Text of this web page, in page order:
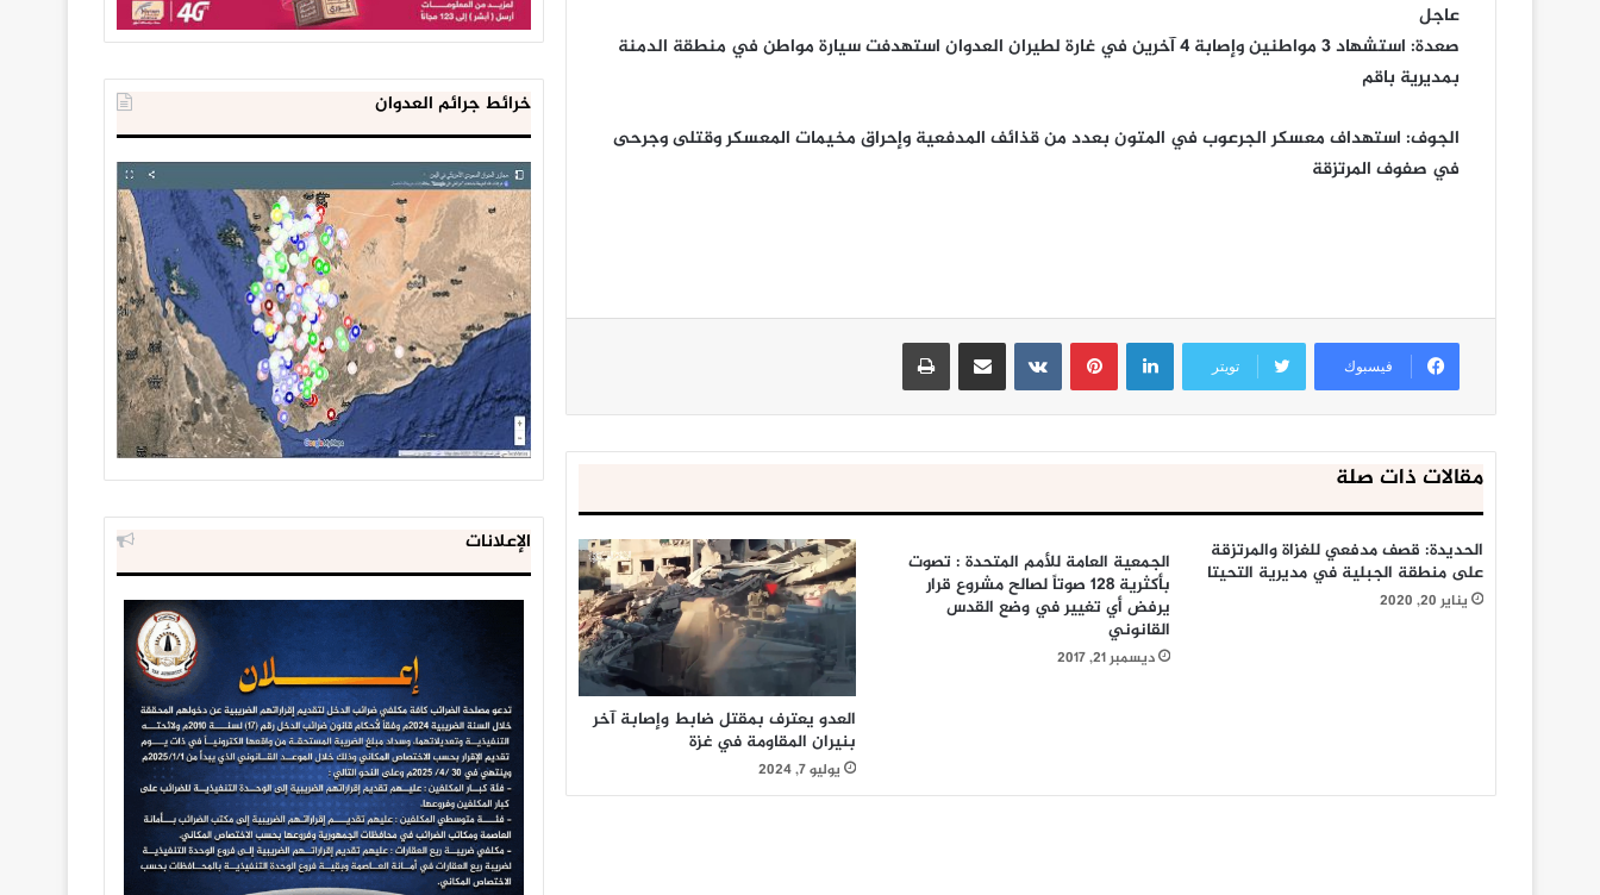
عاجل
صعدة: استشهاد 3 مواطنين وإصابة 4 آخرين في غارة لطيران العدوان استهدفت سيارة مواطن في منطقة الدمنة
بمديرية باقم
الجوف: استهداف معسكر الجرعوب في المتون بعدد من قذائف المدفعية وإحراق مخيمات المعسكر وقتلى وجرحى
في صفوف المرتزقة
فيسبوك تويتر
لينكدإنبينتيريست مشاركة عبر البريد طباعة
مقالات ذات صلة
الحديدة: قصف مدفعي للغزاة والمرتزقة
على منطقة الجبلية في مديرية التحيتا
يناير 20, 2020
الجمعية العامة للأمم المتحدة : تصوت
بأكثرية 128 صوتاً لصالح مشروع قرار
يرفض أي تغيير في وضع القدس
القانوني
ديسمبر 21, 2017
العدو يعترف بمقتل ضابط وإصابة آخر
بنيران المقاومة في غزة
يوليو 7, 2024
خرائط جرائم العدوان
الإعلانات